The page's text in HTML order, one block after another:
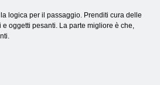
logica per il passaggio. Prenditi cura delle
oggetti pesanti. La parte migliore è che,